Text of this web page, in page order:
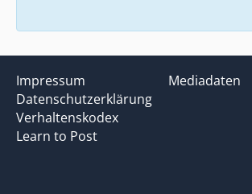
Impressum
Datenschutzerklärung
Verhaltenskodex
Learn to Post
Mediadaten